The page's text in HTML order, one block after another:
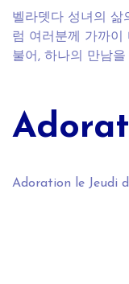
벨라뎃다 성녀의 삶
럼 여러분께 가까이
불어, 하나의 만남
Adoration le Jeudi